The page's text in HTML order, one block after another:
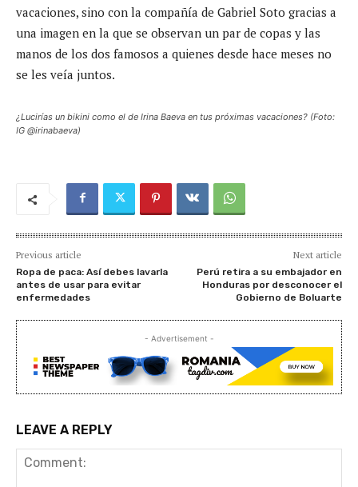
vacaciones, sino con la compañía de Gabriel Soto gracias a
una imagen en la que se observan un par de copas y las
manos de los dos famosos a quienes desde hace meses no
se les veía juntos.
¿Lucirías un bikini como el de Irina Baeva en tus próximas vacaciones? (Foto:
IG @irinabaeva)
Previous article
Ropa de paca: Así debes lavarla
antes de usar para evitar
enfermedades
Next article
Perú retira a su embajador en
Honduras por desconocer el
Gobierno de Boluarte
- Advertisement -
LEAVE A REPLY